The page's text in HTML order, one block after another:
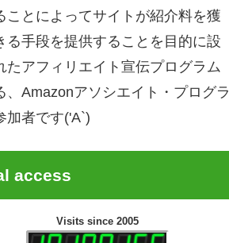
ことによってサイトが紹介料を獲
る手段を提供することを目的に設
たアフィリエイト宣伝プログラム
、Amazonアソシエイト・プログラ
加者です('A`)
access
Visits since 2005